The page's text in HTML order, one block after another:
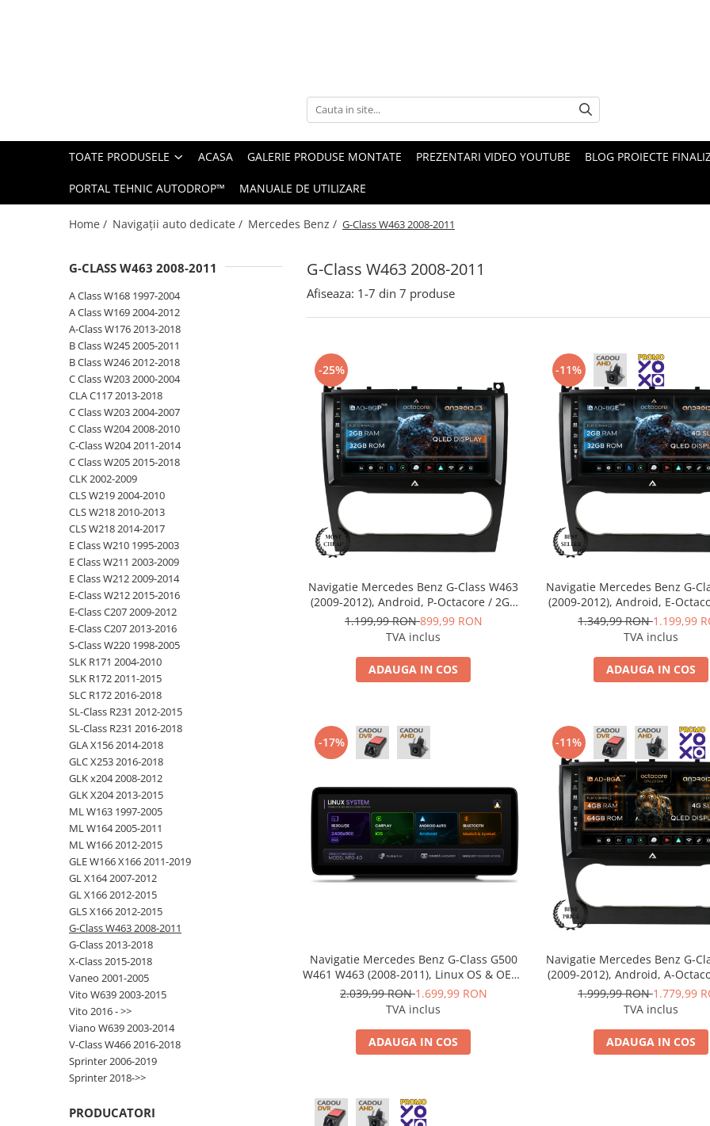
Mercedes Benz
Land Rover
TOATE PRODUSELE ACASA GALERIE PRODUSE MONTATE PREZENTARI VIDEO YOUTUBE BLOG PROIECTE
PORTAL TEHNIC AUTODROP™ MANUALE DE UTILIZARE
Home / Navigații auto dedicate / Mercedes Benz / G-Class W463 2008-2011
G-Class W463 2008-2011
G-CLASS W463 2008-2011
A Class W168 1997-2004
A Class W169 2004-2012
A-Class W176 2013-2018
B Class W245 2005-2011
B Class W246 2012-2018
C Class W203 2000-2004
CLA C117 2013-2018
C Class W203 2004-2007
C Class W204 2008-2010
C-Class W204 2011-2014
C Class W205 2015-2018
CLK 2002-2009
CLS W219 2004-2010
CLS W218 2010-2013
CLS W218 2014-2017
E Class W210 1995-2003
E Class W211 2003-2009
E Class W212 2009-2014
E-Class W212 2015-2016
E-Class C207 2009-2012
E-Class C207 2013-2016
S-Class W220 1998-2005
SLK R171 2004-2010
SLK R172 2011-2015
SLC R172 2016-2018
SL-Class R231 2012-2015
SL-Class R231 2016-2018
GLA X156 2014-2018
GLC X253 2016-2018
GLK x204 2008-2012
GLK X204 2013-2015
ML W163 1997-2005
ML W164 2005-2011
ML W166 2012-2015
GLE W166 X166 2011-2019
GL X164 2007-2012
GL X166 2012-2015
GLS X166 2012-2015
G-Class W463 2008-2011
G-Class 2013-2018
X-Class 2015-2018
Vaneo 2001-2005
Vito W639 2003-2015
Vito 2016 - >>
Viano W639 2003-2014
V-Class W466 2016-2018
Sprinter 2006-2019
Sprinter 2018->>
PRODUCATORI
Afiseaza: 1-7 din 7 produse
-25%
Navigatie Mercedes Benz G-Class W463
(2009-2012), Android, P-Octacore / 2GB
RAM + 32GB ROM, 9 Inch - AD-
BGP9002+AD-BGRKIT414v2
1.199,99 RON899,99 RON
TVA inclus
ADAUGA IN COS
-11%
Navigatie Mercedes Benz G-
(2009-2012), Android, E-
RAM + 32GB ROM, 9 Inch
BGE9002+AD-
1.349,99 RON1.199,99
TVA inclus
ADAUGA IN COS
-17%
Navigatie Mercedes Benz G-Class G500
W461 W463 (2008-2011), Linux OS & OEM,
NTG 4.0, CarPlay & Android Auto
Wireless, MirrorLink, Camera AHD, 12.3
BGRKITMB015
2.039,99 RON1.699,99 RON
TVA inclus
ADAUGA IN COS
-11%
Navigatie Mercedes Benz G-
(2009-2012), Android, A-
RAM + 64GB ROM, 9 INCH
BGA9004+AD-
1.999,99 RON1.779,99
TVA inclus
ADAUGA IN COS